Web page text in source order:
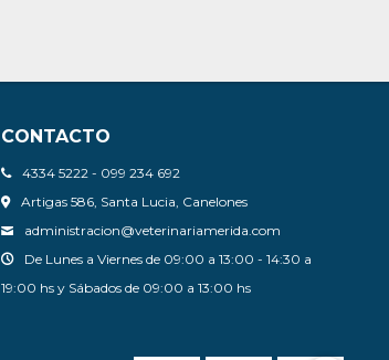
CONTACTO
4334 5222 - 099 234 692
Artigas 586, Santa Lucia, Canelones
administracion@veterinariamerida.com
De Lunes a Viernes de 09:00 a 13:00 - 14:30 a
19:00 hs y Sábados de 09:00 a 13:00 hs